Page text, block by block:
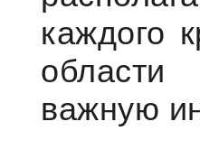
каждого
области
важную